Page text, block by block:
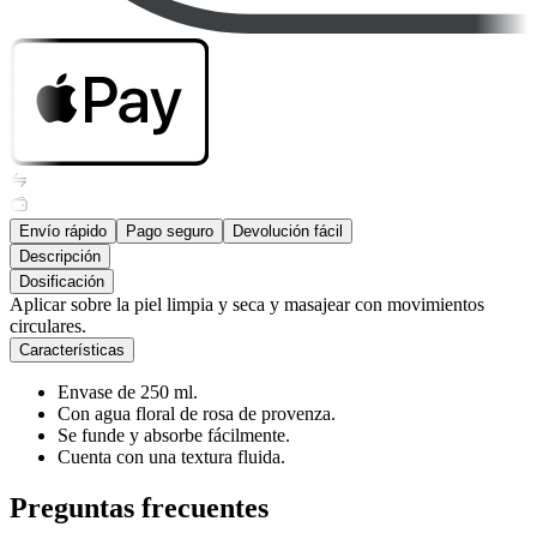
Envío rápido Pago seguro
Devolución fácil
Descripción
Dosificación
Aplicar sobre la piel limpia y seca y masajear con movimientos
circulares.
Características
Envase de 250 ml.
Con agua floral de rosa de provenza.
Se funde y absorbe fácilmente.
Cuenta con una textura fluida.
Preguntas frecuentes